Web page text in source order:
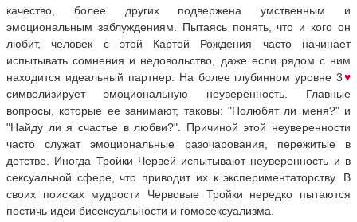
качество, более других подвержена умственным и
эмоциональным заблуждениям. Пытаясь понять, что и кого он
любит, человек с этой Картой Рождения часто начинает
испытывать сомнения и недовольство, даже если рядом с ним
находится идеальный партнер. На более глубинном уровне 3♥
символизирует эмоциональную неуверенность. Главные
вопросы, которые ее занимают, таковы: "Полюбят ли меня?" и
"Найду ли я счастье в любви?". Причиной этой неуверенности
часто служат эмоциональные разочарования, пережитые в
детстве. Иногда Тройки Червей испытывают неуверенность и в
сексуальной сфере, что приводит их к экспериментаторству. В
своих поисках мудрости Червовые Тройки нередко пытаются
постичь идеи бисексуальности и гомосексуализма.